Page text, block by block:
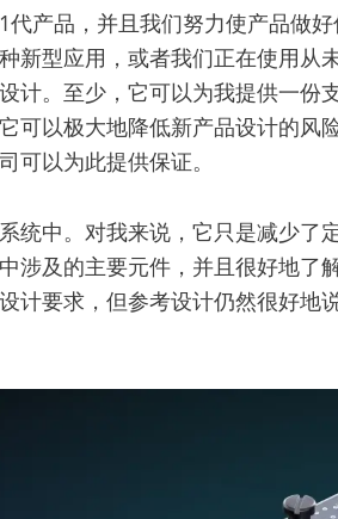
产品，并且我们努力使产品做
新型应用，或者我们正在使用从
计。至少，它可以为我提供一份
可以极大地降低新产品设计的风
可以为此提供保证。
统中。对我来说，它只是减少了
涉及的主要元件，并且很好地了
计要求，但参考设计仍然很好地